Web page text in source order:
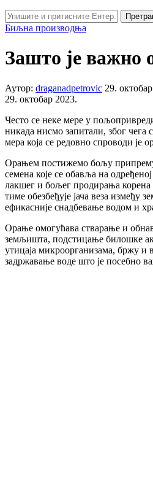
Биљна производња
Зашто је важно
Аутор: draganadpetrovic 29.
29. октобар 2023.
Често се неке мере у
никада нисмо запитали, због чега
мера која се редовно спроводи је
Орањем постижемо бољу
семена које се обавља на
лакшег и бољег продирања корена
тиме обезбеђује јача веза између
ефикасније снадбевање водом и
Орање омогућава стварање и
земљишта, подстицање билошке
утицаја микроорганизама, бржу и
задржавање воде што је посебно